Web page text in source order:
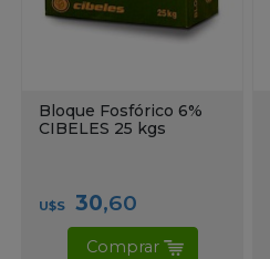
Bloque Fosfórico 6%
CIBELES 25 kgs
U$S 30,60
Comprar